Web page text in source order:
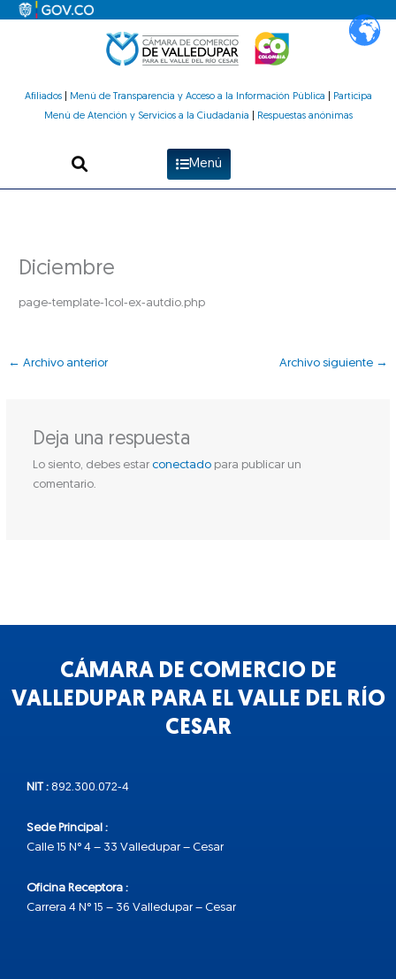
Afiliados| Menú de Transparencia y Acceso a la Información Pública
Participa
Menú de Atención y Servicios a la Ciudadanía
Respuestas anónimas
Menú
Diciembre
page-template-1col-ex-autdio.php
← Archivo anterior Archivo siguiente →
Deja una respuesta
Lo siento, debes estar conectadopara publicar un
comentario.
CÁMARA DE COMERCIO DE
VALLEDUPAR PARA EL VALLE DEL RÍO
CESAR
NIT : 892.300.072-4
Sede Principal :
Calle 15 N° 4 – 33 Valledupar – Cesar
Oficina Receptora :
Carrera 4 N° 15 – 36 Valledupar – Cesar